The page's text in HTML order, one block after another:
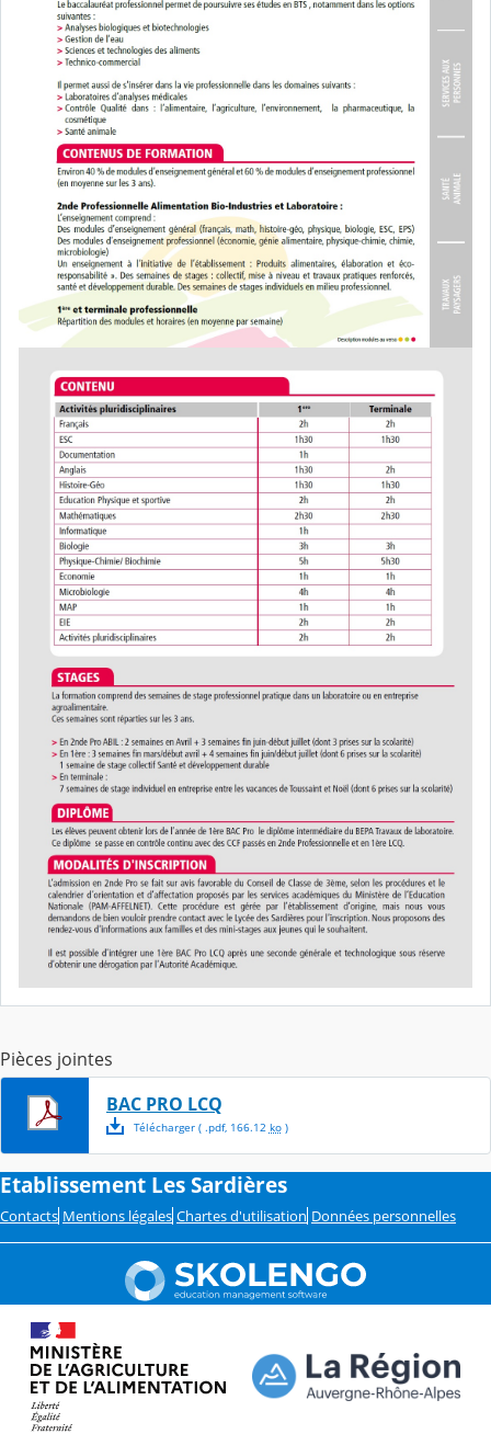
Pièces jointes
BAC PRO LCQ
Télécharger( .pdf, 166.12 ko)
Etablissement Les Sardières
Contacts Mentions légales Chartes d'utilisation Données personnelles